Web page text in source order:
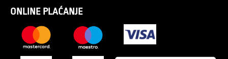
ONLINE PLAĆANJE